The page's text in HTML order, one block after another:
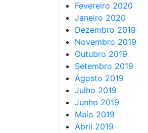
Fevereiro 2020
Janeiro 2020
Dezembro 2019
Novembro 2019
Outubro 2019
Setembro 2019
Agosto 2019
Julho 2019
Junho 2019
Maio 2019
Abril 2019